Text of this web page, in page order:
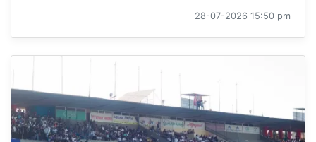
28-07-2026 15:50 pm